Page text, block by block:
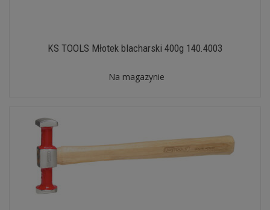
KS TOOLS Młotek blacharski 400g 140.4003
Na magazynie